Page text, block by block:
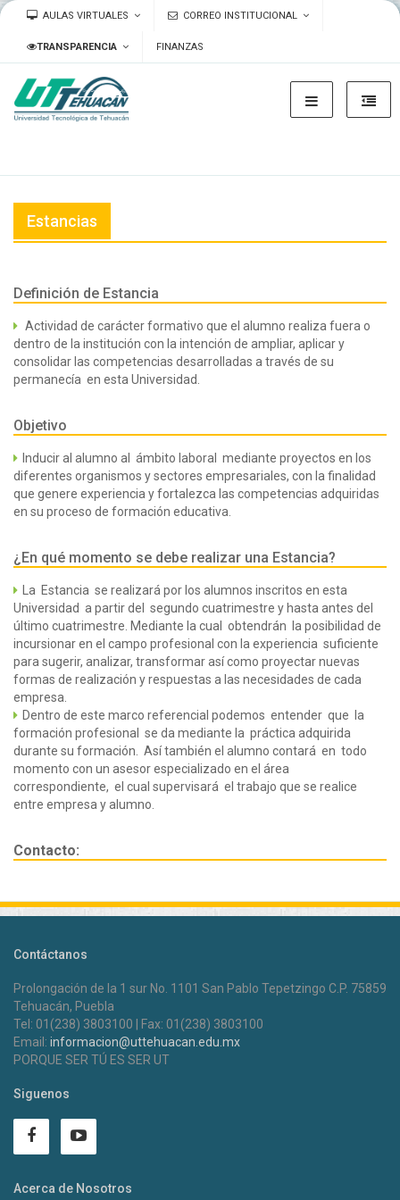
AULAS VIRTUALES CORREO INSTITUCIONAL
TRANSPARENCIA FINANZAS
Estancias
Definición de Estancia
Actividad de carácter formativo que el alumno realiza fuera o
dentro de la institución con la intención de ampliar, aplicar y
consolidar las competencias desarrolladas a través de su
permanecía en esta Universidad.
Objetivo
Inducir al alumno al ámbito laboral mediante proyectos en los
diferentes organismos y sectores empresariales, con la finalidad
que genere experiencia y fortalezca las competencias adquiridas
en su proceso de formación educativa.
¿En qué momento se debe realizar una Estancia?
La Estancia se realizará por los alumnos inscritos en esta
Universidad a partir del segundo cuatrimestre y hasta antes del
último cuatrimestre. Mediante la cual obtendrán la posibilidad de
incursionar en el campo profesional con la experiencia suficiente
para sugerir, analizar, transformar así como proyectar nuevas
formas de realización y respuestas a las necesidades de cada
empresa.
Dentro de este marco referencial podemos entender que la
formación profesional se da mediante la práctica adquirida
durante su formación. Así también el alumno contará en todo
momento con un asesor especializado en el área
correspondiente, el cual supervisará el trabajo que se realice
entre empresa y alumno.
Contacto:
Contáctanos
Prolongación de la 1 sur No. 1101 San Pablo Tepetzingo C.P. 75859
Tehuacán, Puebla
Tel: 01(238) 3803100 | Fax: 01(238) 3803100
Email: informacion@uttehuacan.edu.mx
PORQUE SER TÚ ES SER UT
Siguenos
Acerca de Nosotros